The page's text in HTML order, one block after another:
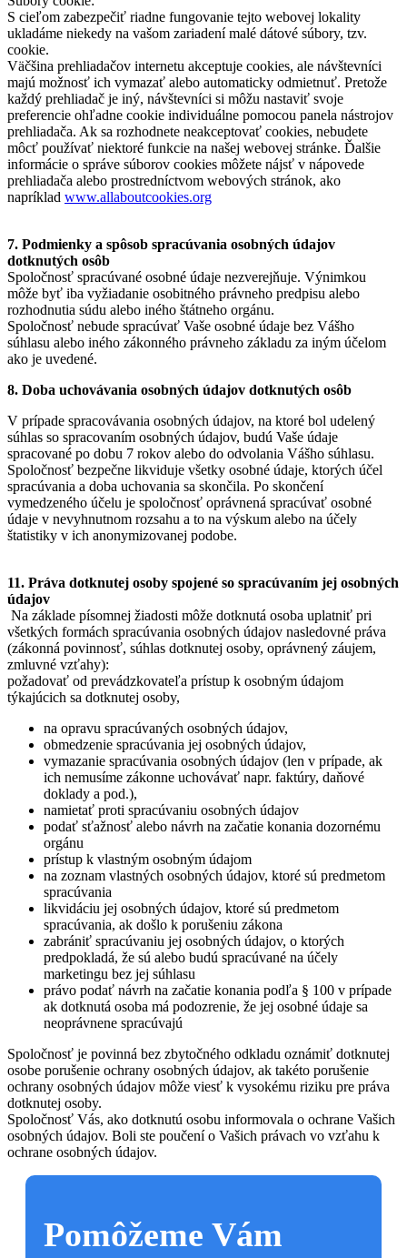
S cieľom zabezpečiť riadne fungovanie tejto webovej lokality
ukladáme niekedy na vašom zariadení malé dátové súbory, tzv.
cookie.
Väčšina prehliadačov internetu akceptuje cookies, ale návštevníci
majú možnosť ich vymazať alebo automaticky odmietnuť. Pretože
každý prehliadač je iný, návštevníci si môžu nastaviť svoje
preferencie ohľadne cookie individuálne pomocou panela nástrojov
prehliadača. Ak sa rozhodnete neakceptovať cookies, nebudete
môcť používať niektoré funkcie na našej webovej stránke. Ďalšie
informácie o správe súborov cookies môžete nájsť v nápovede
prehliadača alebo prostredníctvom webových stránok, ako
napríklad www.allaboutcookies.org
7. Podmienky a spôsob spracúvania osobných údajov
dotknutých osôb
Spoločnosť spracúvané osobné údaje nezverejňuje. Výnimkou
môže byť iba vyžiadanie osobitného právneho predpisu alebo
rozhodnutia súdu alebo iného štátneho orgánu.
Spoločnosť nebude spracúvať Vaše osobné údaje bez Vášho
súhlasu alebo iného zákonného právneho základu za iným účelom
ako je uvedené.
8. Doba uchovávania osobných údajov dotknutých osôb
V prípade spracovávania osobných údajov, na ktoré bol udelený
súhlas so spracovaním osobných údajov, budú Vaše údaje
spracované po dobu 7 rokov alebo do odvolania Vášho súhlasu.
Spoločnosť bezpečne likviduje všetky osobné údaje, ktorých účel
spracúvania a doba uchovania sa skončila. Po skončení
vymedzeného účelu je spoločnosť oprávnená spracúvať osobné
údaje v nevyhnutnom rozsahu a to na výskum alebo na účely
štatistiky v ich anonymizovanej podobe.
11. Práva dotknutej osoby spojené so spracúvaním jej osobných
údajov
Na základe písomnej žiadosti môže dotknutá osoba uplatniť pri
všetkých formách spracúvania osobných údajov nasledovné práva
(zákonná povinnosť, súhlas dotknutej osoby, oprávnený záujem,
zmluvné vzťahy):
požadovať od prevádzkovateľa prístup k osobným údajom
týkajúcich sa dotknutej osoby,
na opravu spracúvaných osobných údajov,
obmedzenie spracúvania jej osobných údajov,
vymazanie spracúvania osobných údajov (len v prípade, ak
ich nemusíme zákonne uchovávať napr. faktúry, daňové
doklady a pod.),
namietať proti spracúvaniu osobných údajov
podať sťažnosť alebo návrh na začatie konania dozornému
orgánu
prístup k vlastným osobným údajom
na zoznam vlastných osobných údajov, ktoré sú predmetom
spracúvania
likvidáciu jej osobných údajov, ktoré sú predmetom
spracúvania, ak došlo k porušeniu zákona
zabrániť spracúvaniu jej osobných údajov, o ktorých
predpokladá, že sú alebo budú spracúvané na účely
marketingu bez jej súhlasu
právo podať návrh na začatie konania podľa § 100 v prípade
ak dotknutá osoba má podozrenie, že jej osobné údaje sa
neoprávnene spracúvajú
Spoločnosť je povinná bez zbytočného odkladu oznámiť dotknutej
osobe porušenie ochrany osobných údajov, ak takéto porušenie
ochrany osobných údajov môže viesť k vysokému riziku pre práva
dotknutej osoby.
Spoločnosť Vás, ako dotknutú osobu informovala o ochrane Vašich
osobných údajov. Boli ste poučení o Vašich právach vo vzťahu k
ochrane osobných údajov.
Pomôžeme Vám